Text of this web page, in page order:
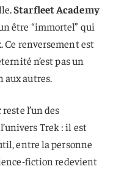
Starfleet Academy
être “immortel” qui
Ce renversement est
n’est pas un
aux autres.
reste l’un des
Trek : il est
entre la personne
fiction redevient